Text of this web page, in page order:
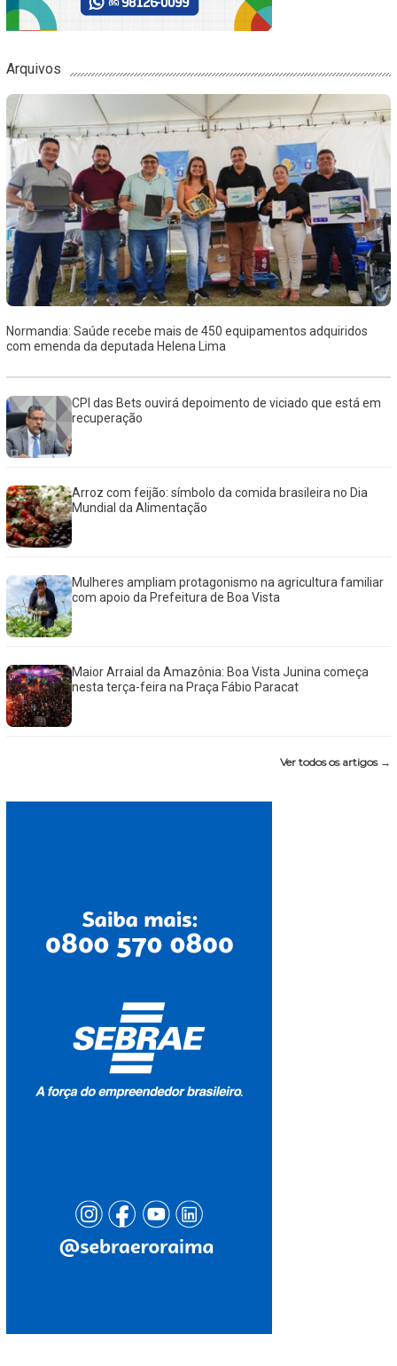
Arquivos
Normandia: Saúde recebe mais de 450 equipamentos adquiridos
com emenda da deputada Helena Lima
CPI das Bets ouvirá depoimento de viciado que está em
recuperação
Arroz com feijão: símbolo da comida brasileira no Dia
Mundial da Alimentação
Mulheres ampliam protagonismo na agricultura familiar
com apoio da Prefeitura de Boa Vista
Maior Arraial da Amazônia: Boa Vista Junina começa
nesta terça-feira na Praça Fábio Paracat
Ver todos os artigos →